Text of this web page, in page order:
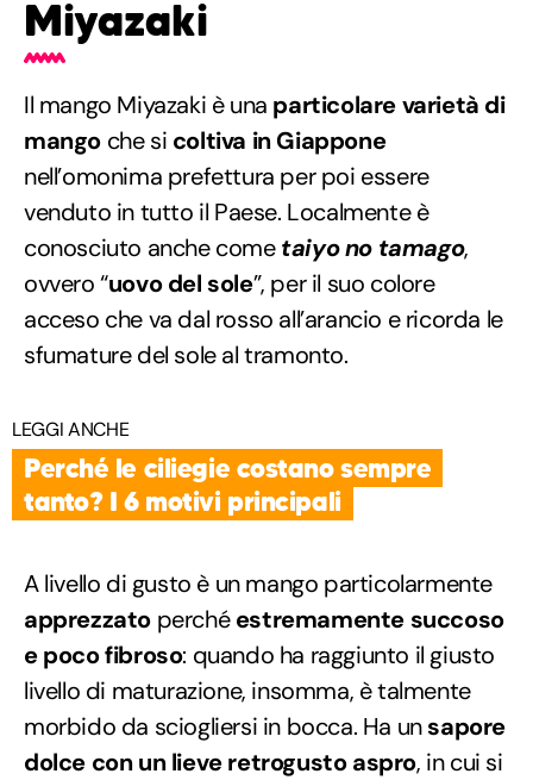
Miyazaki
Il mango Miyazaki è una particolare varietà di
mango che si coltiva in Giappone
nell’omonima prefettura per poi essere
venduto in tutto il Paese. Localmente è
conosciuto anche cometaiyo no tamago,
ovvero “uovo del sole”, per il suo colore
acceso che va dal rosso all’arancio e ricorda le
sfumature del sole al tramonto.
LEGGI ANCHE
Perché le ciliegie costano sempre
tanto? I 6 motivi principali
A livello di gusto è un mango particolarmente
apprezzato perchéestremamente succoso
e poco fibroso: quando ha raggiunto il giusto
livello di maturazione, insomma, è talmente
morbido da sciogliersi in bocca. Ha unsapore
dolce con un lieve retrogusto aspro, in cui si